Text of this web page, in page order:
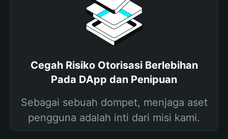
Cegah Risiko Otorisasi Berlebihan
Pada DApp dan Penipuan
Sebagai sebuah dompet, menjaga aset
pengguna adalah inti dari misi kami.